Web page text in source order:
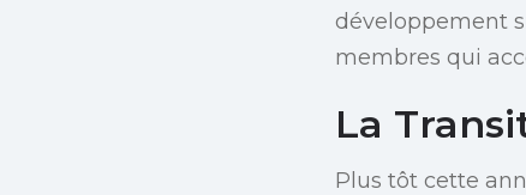
développement
membres qui
La
Plus tôt cette